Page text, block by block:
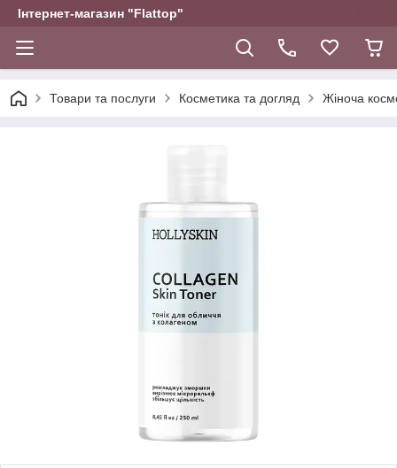
Інтернет-магазин "Flattop"
Товари та послуги Косметика та догляд Жіноча